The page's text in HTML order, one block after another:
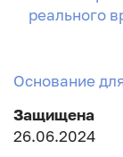
реального
Основание
Защищена
26.06.2024